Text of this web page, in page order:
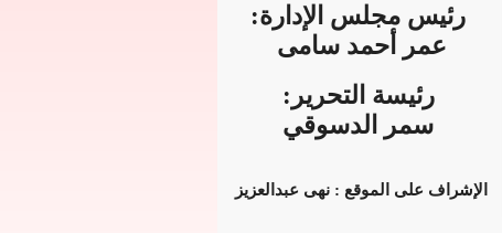
رئيس مجلس الإدارة:
عمر أحمد سامى
رئيسة التحرير:
سمر الدسوقي
الإشراف على الموقع : نهى عبدالعزيز